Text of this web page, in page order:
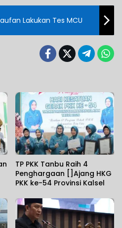
Lakukan Tes MCU
TP PKK Tanbu Raih 4
Penghargaan []Ajang HKG
PKK ke-54 Provinsi Kalsel